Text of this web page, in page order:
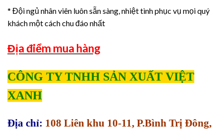
* Đội ngủ nhân viên luôn sẵn sàng, nhiệt tình phục vụ mọi quý
khách một cách chu đáo nhất
Địa điểm mua hàng
CÔNG TY TNHH SẢN XUẤT VIỆT
XANH
Địa chỉ: 108 Liên khu 10-11, P.Bình Trị Đông,